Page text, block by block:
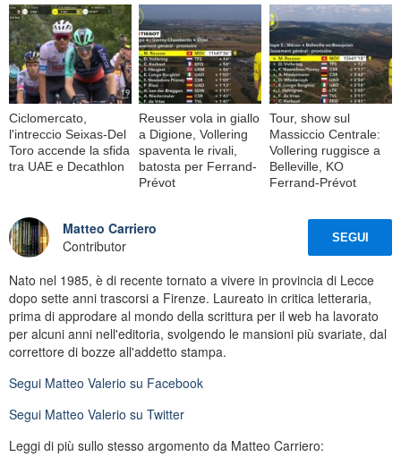
Ciclomercato,
l'intreccio Seixas-Del
Toro accende la sfida
tra UAE e Decathlon
Reusser vola in giallo
a Digione, Vollering
spaventa le rivali,
batosta per Ferrand-
Prévot
Tour, show sul
Massiccio Centrale:
Vollering ruggisce a
Belleville, KO
Ferrand-Prévot
Matteo Carriero
Contributor
SEGUI
Nato nel 1985, è di recente tornato a vivere in provincia di Lecce
dopo sette anni trascorsi a Firenze. Laureato in critica letteraria,
prima di approdare al mondo della scrittura per il web ha lavorato
per alcuni anni nell'editoria, svolgendo le mansioni più svariate, dal
correttore di bozze all'addetto stampa.
Segui Matteo Valerio su Facebook
Segui Matteo Valerio su Twitter
Leggi di più sullo stesso argomento da Matteo Carriero: